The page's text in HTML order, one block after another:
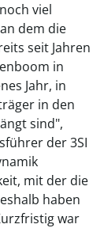
viel
dem die
seit Jahren
in
Jahr, in
in den
sind",
der 3SI
mit der die
haben
war